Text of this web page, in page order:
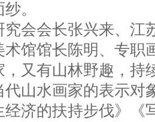
。
会会长张兴来、江
馆馆长陈明、专职
又有山林野趣，持
山水画家的表示对
经济的扶持步伐》《